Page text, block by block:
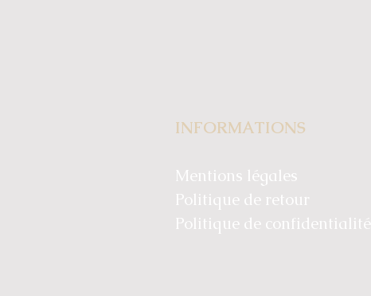
INFORMATIONS
Mentions légales
Politique de retour
Politique de confidentialité